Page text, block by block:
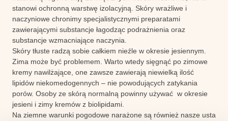
stanowi ochronną warstwę izolacyjną. Skóry wrażliwe i
naczyniowe chronimy specjalistycznymi preparatami
zawierającymi substancje łagodząc podrażnienia oraz
substancje wzmacniające naczynia.
Skóry tłuste radzą sobie całkiem nieźle w okresie jesiennym.
Zima może być problemem. Warto wtedy sięgnąć po zimowe
kremy nawilżające, one zawsze zawierają niewielką ilość
lipidów niekomedogennych – nie powodujących zatykania
porów. Osoby ze skórą normalną powinny używać w okresie
jesieni i zimy kremów z biolipidami.
Na ziemne warunki pogodowe narażone są również nasze usta